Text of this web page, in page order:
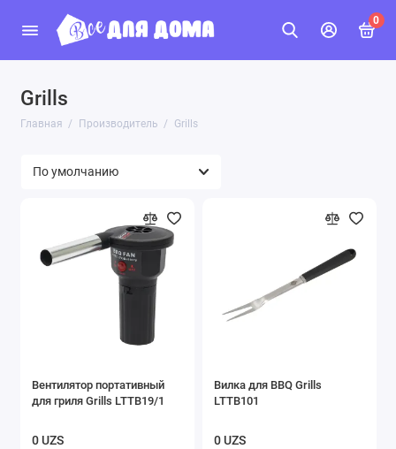
0
Grills
Главная Производитель Grills
Вентилятор портативный
для гриля Grills LTTB19/1
0 UZS
Вилка для BBQ Grills
LTTB101
0 UZS